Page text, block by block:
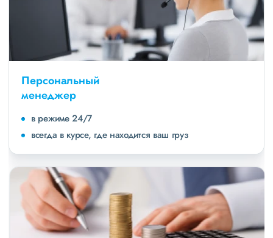
Персональный
менеджер
в режиме 24/7
всегда в курсе, где находится ваш груз